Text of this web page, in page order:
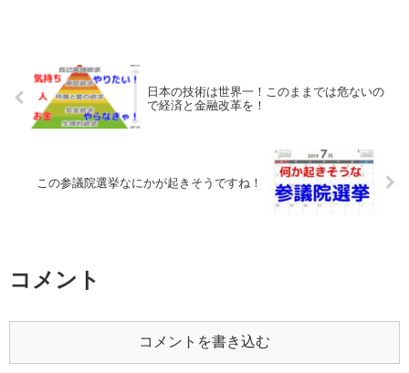
日本の技術は世界一！このままでは危ないの
で経済と金融改革を！
この参議院選挙なにかが起きそうですね！
コメント
コメントを書き込む